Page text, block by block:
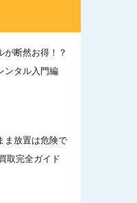
が断然お得！？
ンタル入門編
ま放置は危険で
取完全ガイド